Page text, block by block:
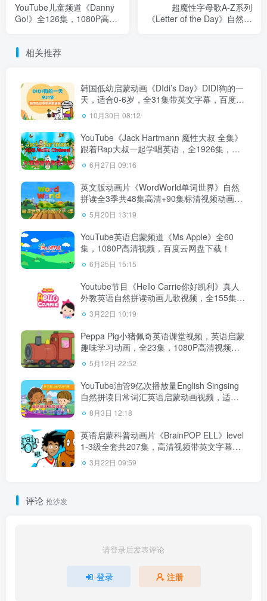
YouTube儿童频道《Danny
Go!》全126集，1080P高清
超魔性字母歌A-Z系列
《Letter of the Day》自然拼
相关推荐
韩国低幼启蒙动画《DIdi’s Day》DIDI狗的一
天，适合0-6岁，全31集带英文字幕，百度云
网盘下载！
10月30日 08:12
YouTube《Jack Hartmann 魔性大叔 全集》
跟着Rap大叔一起学唱英语，全1926集，
1080P高清视频带英文字幕，百度云网盘下
载！
6月27日 09:16
英文版动画片《WordWorld单词世界》自然
拼读全3季共48集高清+90集标清视频动画
+音频MP3+PDF练习册，百度云网盘下载
5月20日 13:19
YouTube英语启蒙频道《Ms Apple》全60
集，1080P高清视频，百度云网盘下载！
6月25日 15:15
Youtube节目《Hello Carrie你好凯利》真人
外教英语自然拼读动画儿歌视频，全155集，
1080P高清视频，百度云网盘下载！
3月22日 10:19
Peppa Pig小猪佩奇英语课堂视频，英语启蒙
趣味学习动画，全23集，1080P高清视频中
英文对白，百度云网盘下载
5月12日 22:52
YouTube油管9亿次播放量English Singsing
自然拼读日常词汇英语启蒙动画视频，适合
0-10岁，全1364集，1080P高清视频带英文
字幕，百度云网盘下载！
8月3日 12:18
英语启蒙科普动画片《BrainPOP ELL》level
1-3级全套共207集，高清视频带英文字幕，
百度云网盘下载！
3月22日 09:59
评论 抢沙发
请登录后发表评论
登录 注册